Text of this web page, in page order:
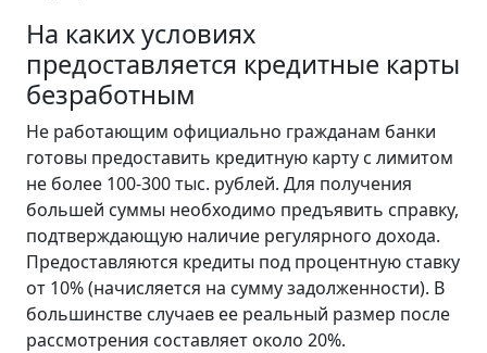
На каких условиях
предоставляется кредитные карты
безработным
Не работающим официально гражданам банки
готовы предоставить кредитную карту с лимитом
не более 100-300 тыс. рублей. Для получения
большей суммы необходимо предъявить справку,
подтверждающую наличие регулярного дохода.
Предоставляются кредиты под процентную ставку
от 10% (начисляется на сумму задолженности). В
большинстве случаев ее реальный размер после
рассмотрения составляет около 20%.